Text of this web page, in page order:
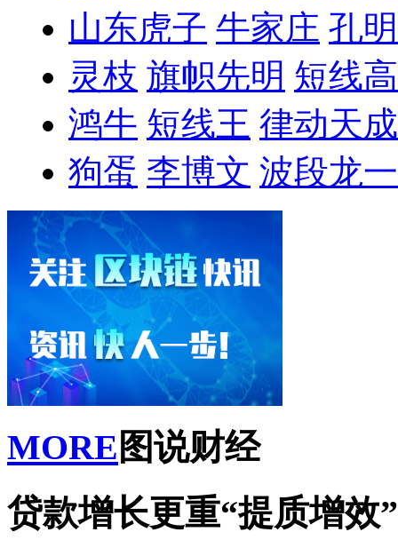
山东虎子 牛家庄 孔
灵枝 旗帜先明 短线
鸿牛 短线王 律动天成
狗蛋 李博文 波段龙一
MORE 图说财经
贷款增长更重“提质增效”